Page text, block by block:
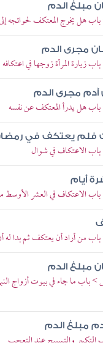
مبلغ الدم
هل يخرج المعتكف لحوائجه
مجرى الدم
المرأة زوجها في اعتكافه
آدم مجرى الدم
هل يدرأ المعتكف عن نفسه
فلم يعتكف في
الاعتكاف في شوال
أيام
الاعتكاف في العشر
من أراد أن يعتكف ثم بدا له
مبلغ الدم
ما جاء في بيوت أزواج
مبلغ الدم